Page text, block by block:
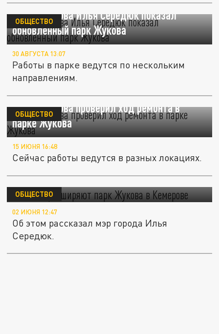
Мэр Кемерова Илья Середюк показал
обновленный парк Жукова
ОБЩЕСТВО
30 АВГУСТА 13:07
Работы в парке ведутся по нескольким
направлениям.
Мэр Кемерова проверил ход ремонта в
парке Жукова
ОБЩЕСТВО
15 ИЮНЯ 16:48
Сейчас работы ведутся в разных локациях.
Рабочие расширяют парк Жукова в
Кемерове
ОБЩЕСТВО
02 ИЮНЯ 12:47
Об этом рассказал мэр города Илья
Середюк.